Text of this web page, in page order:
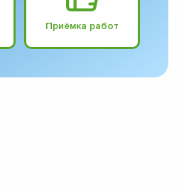
Приёмка работ